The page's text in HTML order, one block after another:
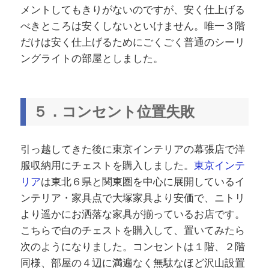
メントしてもきりがないのですが、安く仕上げる
べきところは安くしないといけません。唯一３階
だけは安く仕上げるためにごくごく普通のシーリ
ングライトの部屋としました。
５．コンセント位置失敗
引っ越してきた後に東京インテリアの幕張店で洋
服収納用にチェストを購入しました。 東京インテ
リアは東北６県と関東圏を中心に展開しているイ
ンテリア・家具点で大塚家具より安価で、ニトリ
より遥かにお洒落な家具が揃っているお店です。
こちらで白のチェストを購入して、置いてみたら
次のようになりました。コンセントは１階、２階
同様、部屋の４辺に満遍なく無駄なほど沢山設置